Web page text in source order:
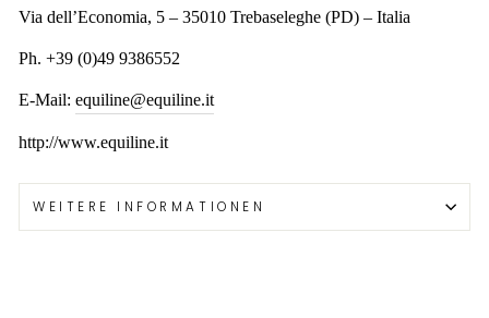
Via dell’Economia, 5 – 35010 Trebaseleghe (PD) – Italia
Ph. +39 (0)49 9386552
E-Mail: equiline@equiline.it
http://www.equiline.it
WEITERE INFORMATIONEN